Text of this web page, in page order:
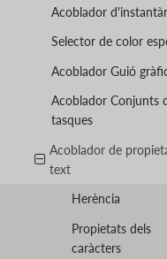
Acoblador
Selector de color
Acoblador Guió
Acoblador Conjunts
tasques
Acoblador de
text
Herència
Propietats dels
caràcters